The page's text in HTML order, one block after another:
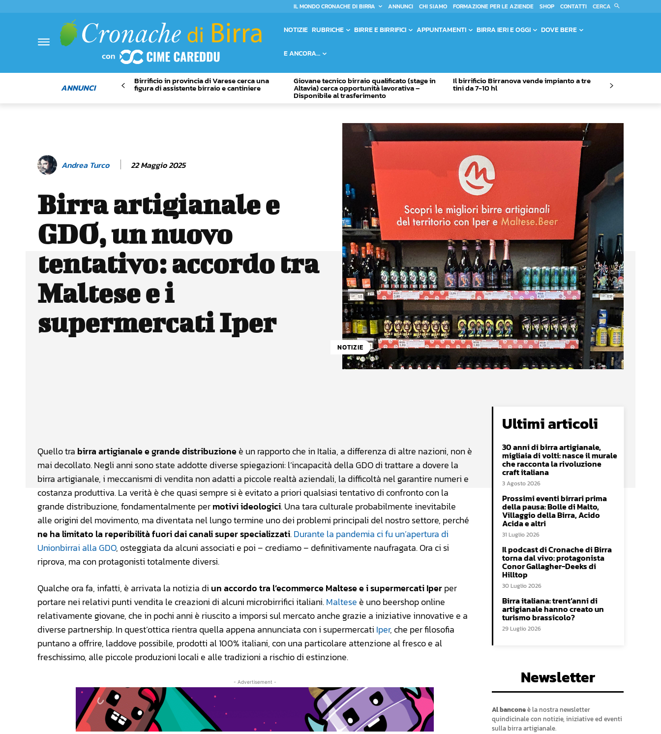
IL MONDO CRONACHE DI BIRRA ANNUNCI CHI SIAMO FORMAZIONE PER LE AZIENDE SHOP CONTATTI CERCA
NOTIZIE RUBRICHE BIRRE E BIRRIFICI APPUNTAMENTI BIRRA IERI E OGGI DOVE BERE
E ANCORA…
ANNUNCI
Birrificio in provincia di Varese cerca una
figura di assistente birraio e cantiniere
Giovane tecnico birraio qualificato (stage in
Altavia) cerca opportunità lavorativa –
Disponibile al trasferimento
Il birrificio Birranova vende impianto a tre
tini da 7-10 hl
Andrea Turco 22 Maggio 2025
Birra artigianale e
GDO, un nuovo
tentativo: accordo tra
Maltese e i
supermercati Iper
NOTIZIE
Quello tra birra artigianale e grande distribuzione è un rapporto che in Italia, a differenza di altre nazioni, non è
mai decollato. Negli anni sono state addotte diverse spiegazioni: l’incapacità della GDO di trattare a dovere la
birra artigianale, i meccanismi di vendita non adatti a piccole realtà aziendali, la difficoltà nel garantire numeri e
costanza produttiva. La verità è che quasi sempre si è evitato a priori qualsiasi tentativo di confronto con la
grande distribuzione, fondamentalmente permotivi ideologici. Una tara culturale probabilmente inevitabile
alle origini del movimento, ma diventata nel lungo termine uno dei problemi principali del nostro settore, perché
ne ha limitato la reperibilità fuori dai canali super specializzati.Durante la pandemia ci fu un’apertura di
Unionbirrai alla GDO, osteggiata da alcuni associati e poi – crediamo – definitivamente naufragata. Ora ci si
riprova, ma con protagonisti totalmente diversi.
Qualche ora fa, infatti, è arrivata la notizia di un accordo tra l’ecommerce Maltese e i supermercati Iperper
portare nei relativi punti vendita le creazioni di alcuni microbirrifici italiani.Maltese è uno beershop online
relativamente giovane, che in pochi anni è riuscito a imporsi sul mercato anche grazie a iniziative innovative e a
diverse partnership. In quest’ottica rientra quella appena annunciata con i supermercati Iper, che per filosofia
puntano a offrire, laddove possibile, prodotti al 100% italiani, con una particolare attenzione al fresco e al
freschissimo, alle piccole produzioni locali e alle tradizioni a rischio di estinzione.
- Advertisement -
Ultimi articoli
30 anni di birra artigianale,
migliaia di volti: nasce il murale
che racconta la rivoluzione
craft italiana
3 Agosto 2026
Prossimi eventi birrari prima
della pausa: Bolle di Malto,
Villaggio della Birra, Acido
Acida e altri
31 Luglio 2026
Il podcast di Cronache di Birra
torna dal vivo: protagonista
Conor Gallagher-Deeks di
Hilltop
30 Luglio 2026
Birra italiana: trent’anni di
artigianale hanno creato un
turismo brassicolo?
29 Luglio 2026
Newsletter
Al banconeè la nostra newsletter
quindicinale con notizie, iniziative ed eventi
sulla birra artigianale.